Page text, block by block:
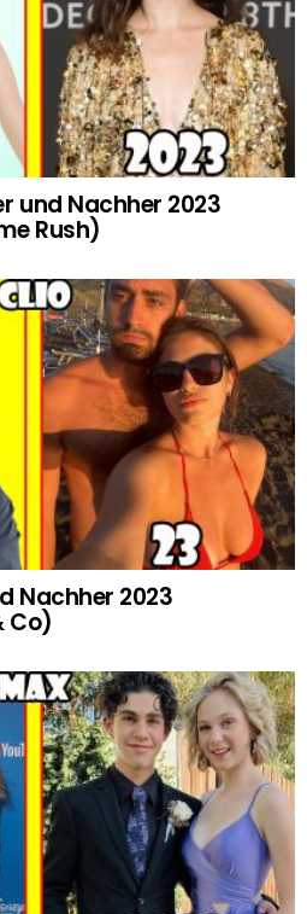
und Nachher 2023
Rush)
Nachher 2023
Co)